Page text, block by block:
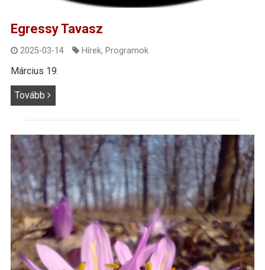
Egressy Tavasz
2025-03-14 Hírek,Programok
Március 19.
Tovább